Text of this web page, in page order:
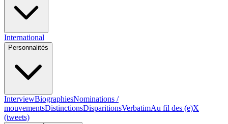
International
Personnalités
InterviewBiographiesNominations /
mouvementsDistinctionsDisparitionsVerbatimAu fil des (e)X
(tweets)